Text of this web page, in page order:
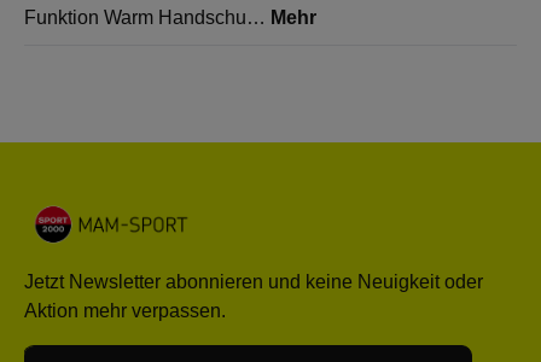
Funktion Warm Handschu… Mehr
Jetzt Newsletter abonnieren und keine Neuigkeit oder
Aktion mehr verpassen.
E-Mail-Adresse*